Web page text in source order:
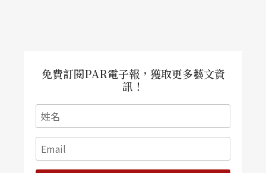
免費訂閱PAR電子報，獲取更多藝文資
訊！